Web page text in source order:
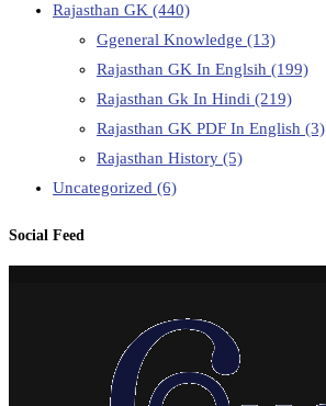
Rajasthan GK (440)
Ggeneral Knowledge (13)
Rajasthan GK In Englsih (199)
Rajasthan Gk In Hindi (219)
Rajasthan GK PDF In English (3)
Rajasthan History (5)
Uncategorized (6)
Social Feed